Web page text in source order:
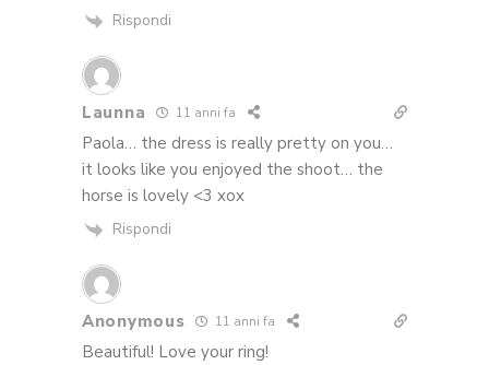
Rispondi
Launna 11 anni fa
Paola… the dress is really pretty on you…
it looks like you enjoyed the shoot… the
horse is lovely <3 xox
Rispondi
Anonymous 11 anni fa
Beautiful! Love your ring!